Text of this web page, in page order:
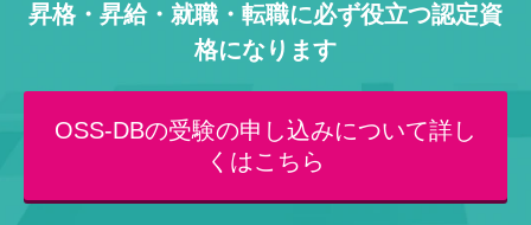
昇格・昇給・就職・転職に必ず役立つ認定資
格になります
OSS-DBの受験の申し込みについて詳し
くはこちら